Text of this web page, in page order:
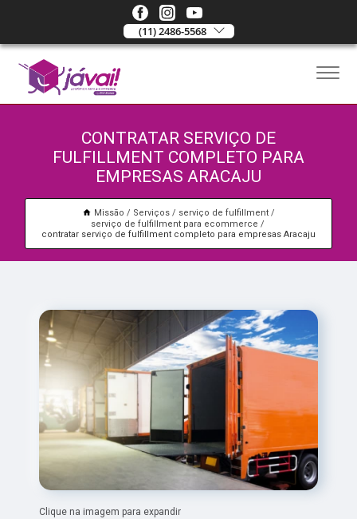
(11) 2486-5568
CONTRATAR SERVIÇO DE
FULFILLMENT COMPLETO PARA
EMPRESAS ARACAJU
Missão Serviços
serviço de fulfillment
serviço de fulfillment para ecommerce
contratar serviço de fulfillment completo para empresas Aracaju
Clique na imagem para expandir